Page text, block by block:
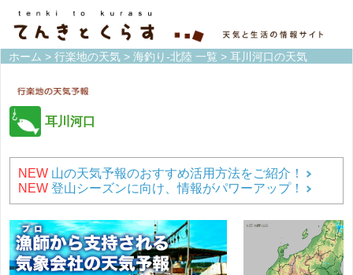
ホーム > 行楽地の天気 > 海釣り-北陸 一覧 > 耳川河口の天気
耳川河口
NEW 山の天気予報のおすすめ活用方法をご紹介！
NEW 登山シーズンに向け、情報がパワーアップ！